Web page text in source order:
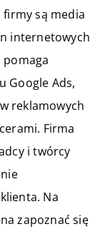
firmy są media
internetowych
pomaga
Google Ads,
reklamowych
Firma
i twórcy
Na
zapoznać się